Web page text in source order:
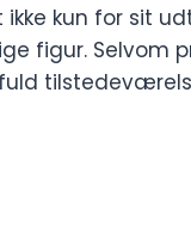
ikke kun for sit
figur.